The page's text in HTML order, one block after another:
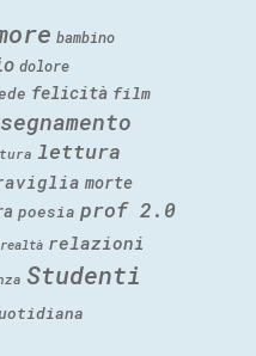
bambino
dolore
felicità film
lettura
morte
poesia prof 2.0
realtà relazioni
Studenti